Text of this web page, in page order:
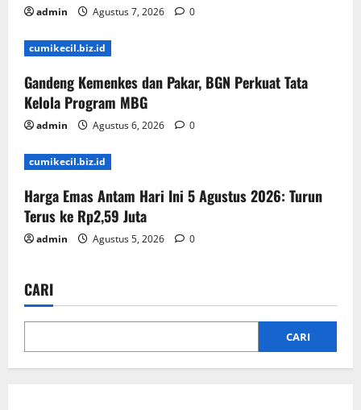
admin Agustus 7, 2026 0
cumikecil.biz.id
Gandeng Kemenkes dan Pakar, BGN Perkuat Tata
Kelola Program MBG
admin Agustus 6, 2026 0
cumikecil.biz.id
Harga Emas Antam Hari Ini 5 Agustus 2026: Turun
Terus ke Rp2,59 Juta
admin Agustus 5, 2026 0
CARI
CARI